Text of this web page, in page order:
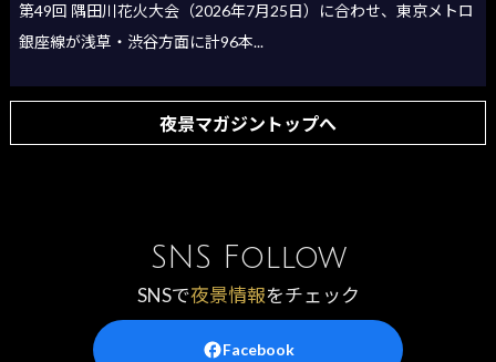
第49回 隅田川花火大会（2026年7月25日）に合わせ、東京メトロ
銀座線が浅草・渋谷方面に計96本...
夜景マガジントップへ
SNS Follow
SNSで夜景情報をチェック
Facebook